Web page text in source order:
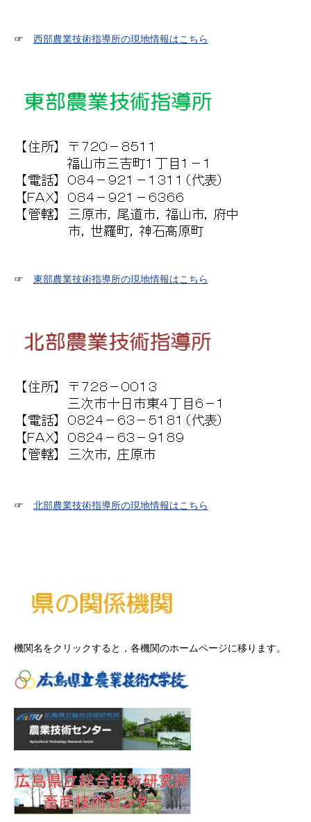
☞ 西部農業技術指導所の現地情報はこちら
☞ 東部農業技術指導所の現地情報はこちら
☞ 北部農業技術指導所の現地情報はこちら
機関名をクリックすると，各機関のホームページに移ります。